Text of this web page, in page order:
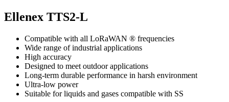
Ellenex TTS2-L
Compatible with all LoRaWAN ® frequencies
Wide range of industrial applications
High accuracy
Designed to meet outdoor applications
Long-term durable performance in harsh environment
Ultra-low power
Suitable for liquids and gases compatible with SS